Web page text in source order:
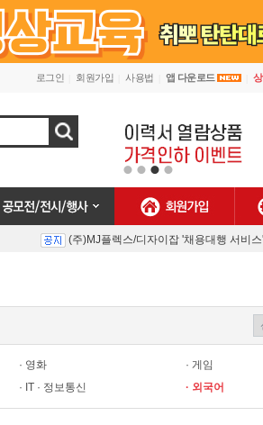
로그인 회원가입 사용법 앱 다운로드
검색
[안
(주)MJ플렉스/디자이잡 '채용대행 서비
[안
(주)MJ플렉스/디자이잡 '채용대행 서비
· 영화
· 게임
· IT · 정보통신 · 외국어